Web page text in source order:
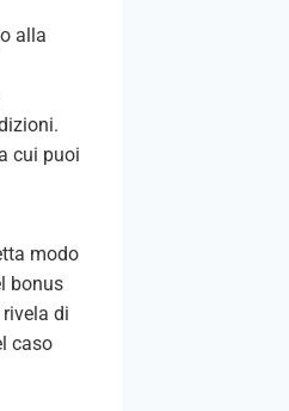
alla
cui puoi
modo
bonus
di
caso